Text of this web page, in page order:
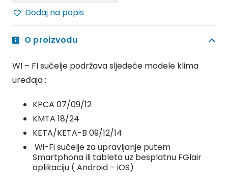
Dodaj na popis
O proizvodu
WI – FI sučelje podržava sljedeće modele klima
uređaja :
KPCA 07/09/12
KMTA 18/24
KETA/KETA-B 09/12/14
Wi-Fi sučelje za upravljanje putem
Smartphona ili tableta uz besplatnu FGlair
aplikaciju ( Android – iOS)